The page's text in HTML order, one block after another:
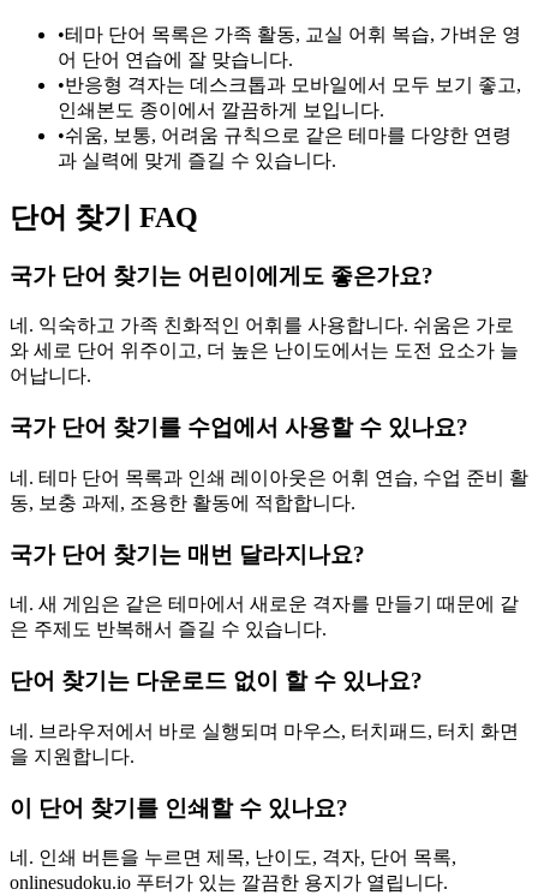
•테마 단어 목록은 가족 활동, 교실 어휘 복습, 가벼운 영
어 단어 연습에 잘 맞습니다.
•반응형 격자는 데스크톱과 모바일에서 모두 보기 좋고,
인쇄본도 종이에서 깔끔하게 보입니다.
•쉬움, 보통, 어려움 규칙으로 같은 테마를 다양한 연령
과 실력에 맞게 즐길 수 있습니다.
단어 찾기 FAQ
국가 단어 찾기는 어린이에게도 좋은가요?
네. 익숙하고 가족 친화적인 어휘를 사용합니다. 쉬움은 가로
와 세로 단어 위주이고, 더 높은 난이도에서는 도전 요소가 늘
어납니다.
국가 단어 찾기를 수업에서 사용할 수 있나요?
네. 테마 단어 목록과 인쇄 레이아웃은 어휘 연습, 수업 준비 활
동, 보충 과제, 조용한 활동에 적합합니다.
국가 단어 찾기는 매번 달라지나요?
네. 새 게임은 같은 테마에서 새로운 격자를 만들기 때문에 같
은 주제도 반복해서 즐길 수 있습니다.
단어 찾기는 다운로드 없이 할 수 있나요?
네. 브라우저에서 바로 실행되며 마우스, 터치패드, 터치 화면
을 지원합니다.
이 단어 찾기를 인쇄할 수 있나요?
네. 인쇄 버튼을 누르면 제목, 난이도, 격자, 단어 목록,
onlinesudoku.io 푸터가 있는 깔끔한 용지가 열립니다.